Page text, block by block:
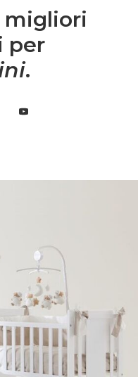
migliori
per
.